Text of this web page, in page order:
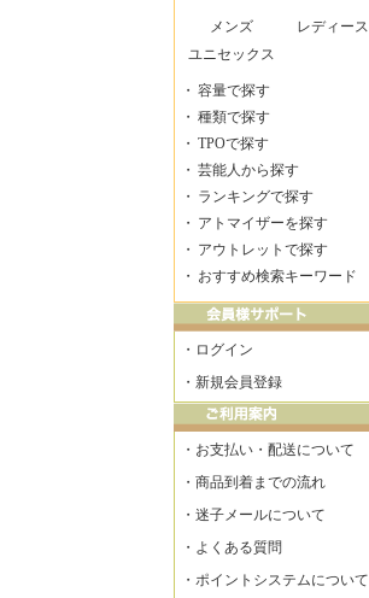
メンズ
レディース
ユニセックス
・ 容量で探す
・ 種類で探す
・ TPOで探す
・ 芸能人から探す
・ ランキングで探す
・ アトマイザーを探す
・ アウトレットで探す
・ おすすめ検索キーワード
・ ログイン
・ 新規会員登録
・ お支払い・配送について
・ 商品到着までの流れ
・ 迷子メールについて
・ よくある質問
・ ポイントシステムについて